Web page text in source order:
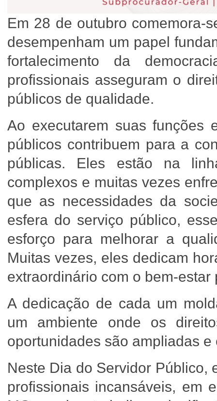
Em 28 de outubro comemora-
desempenham um papel
fortalecimento da
profissionais asseguram o
públicos de qualidade.
Ao executarem suas funções
públicos contribuem para a
públicas. Eles estão na
complexos e muitas vezes
que as necessidades da
esfera do serviço público,
esforço para melhorar a
Muitas vezes, eles dedicam
extraordinário com o bem-
A dedicação de cada um
um ambiente onde os
oportunidades são ampliadas
Neste Dia do Servidor Público,
profissionais incansáveis, em